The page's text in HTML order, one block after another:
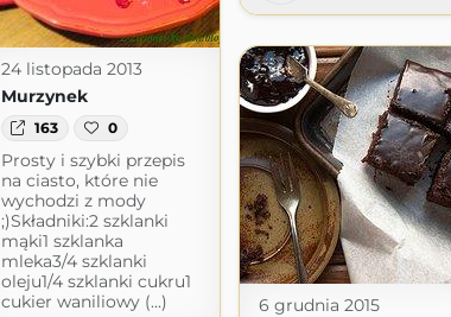
24 listopada 2013
Murzynek
163 0
Prosty i szybki przepis
na ciasto, które nie
wychodzi z mody
;)Składniki:2 szklanki
mąki1 szklanka
mleka3/4 szklanki
oleju1/4 szklanki cukru1
cukier waniliowy (...)
6 grudnia 2015